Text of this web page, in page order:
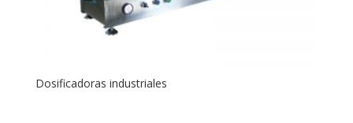
Dosificadoras industriales